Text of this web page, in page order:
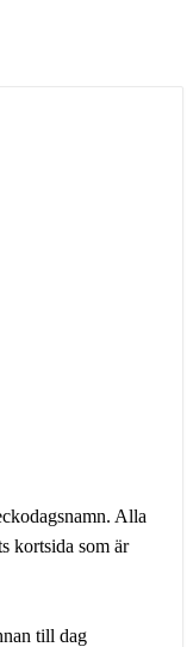
Alla
kortsida som är
till dag